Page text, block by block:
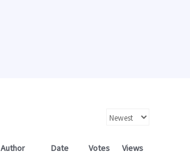
Author Date Votes Views